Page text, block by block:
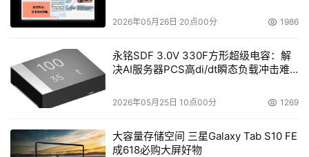
2026年05月26日 20点00分 1986
永铭SDF 3.0V 330F方形超级电容：解
决AI服务器PCS高di/dt瞬态负载冲击难
2026年05月25日 10点00分 1269
大容量存储空间 三星Galaxy Tab S10 FE
成618必购大屏好物